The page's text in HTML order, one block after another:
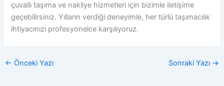
çuvallı taşıma ve nakliye hizmetleri için bizimle iletişime
geçebilirsiniz. Yılların verdiği deneyimle, her türlü taşımacılık
ihtiyacınızı profesyonelce karşılıyoruz.
← Önceki Yazı Sonraki Yazı →